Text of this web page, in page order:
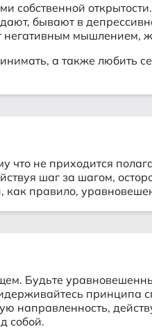
собственной
бывают в
негативным мышлением,
а также
не приходится
шаг за шагом,
как правило,
Будьте
принципа
направленность,
собой.